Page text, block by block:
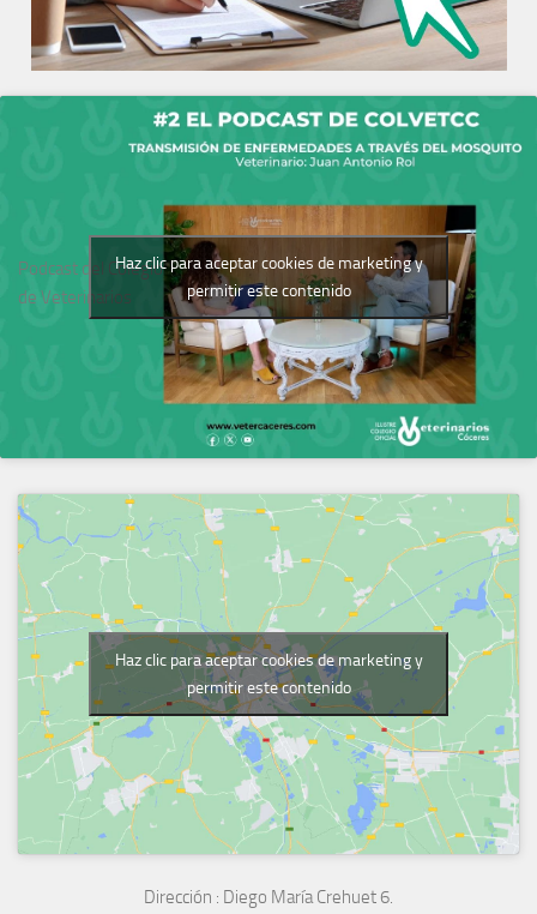
Podcast del Colegio
de Veterinarios
Haz clic para aceptar cookies de marketing y
permitir este contenido
Haz clic para aceptar cookies de marketing y
permitir este contenido
Dirección : Diego María Crehuet 6.